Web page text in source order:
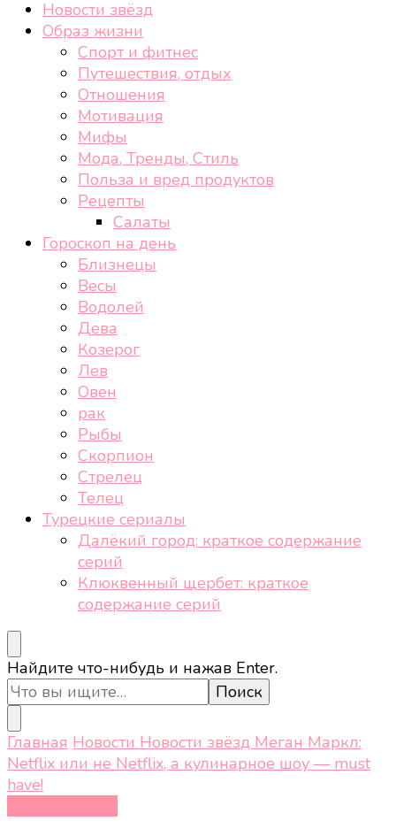
Новости звёзд
Образ жизни
Спорт и фитнес
Путешествия, отдых
Отношения
Мотивация
Мифы
Мода, Тренды, Стиль
Польза и вред продуктов
Рецепты
Салаты
Гороскоп на день
Близнецы
Весы
Водолей
Дева
Козерог
Лев
Овен
рак
Рыбы
Скорпион
Стрелец
Телец
Турецкие сериалы
Далёкий город: краткое содержание
серий
Клюквенный щербет: краткое
содержание серий
Ищите
что-
то?
Найдите что-нибудь и нажав Enter.
Главная Новости Новости звёзд Меган Маркл:
Netflix или не Netflix, а кулинарное шоу — must
have!